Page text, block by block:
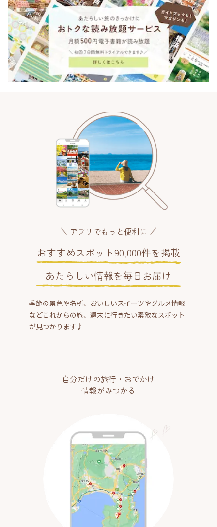
アプリでもっと便利に
おすすめスポット90,000件を掲載
あたらしい情報を毎日お届け
季節の景色や名所、おいしいスイーツやグルメ情報
などこれからの旅、週末に行きたい素敵なスポット
が見つかります♪
自分だけの旅行・おでかけ
情報がみつかる